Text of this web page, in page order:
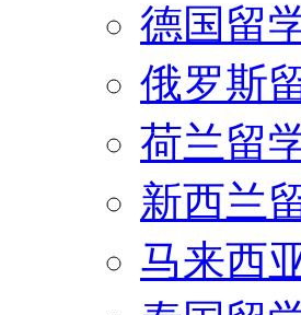
德国留
俄罗斯
荷兰留
新西兰
马来西